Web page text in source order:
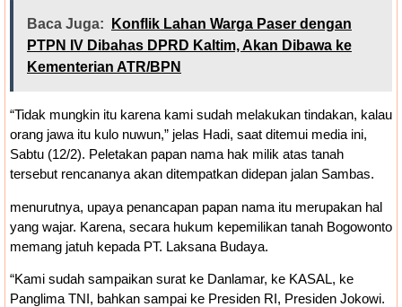
Baca Juga:
Konflik Lahan Warga Paser dengan
PTPN IV Dibahas DPRD Kaltim, Akan Dibawa ke
Kementerian ATR/BPN
“Tidak mungkin itu karena kami sudah melakukan tindakan, kalau
orang jawa itu kulo nuwun,” jelas Hadi, saat ditemui media ini,
Sabtu (12/2). Peletakan papan nama hak milik atas tanah
tersebut rencananya akan ditempatkan didepan jalan Sambas.
menurutnya, upaya penancapan papan nama itu merupakan hal
yang wajar. Karena, secara hukum kepemilikan tanah Bogowonto
memang jatuh kepada PT. Laksana Budaya.
“Kami sudah sampaikan surat ke Danlamar, ke KASAL, ke
Panglima TNI, bahkan sampai ke Presiden RI, Presiden Jokowi.